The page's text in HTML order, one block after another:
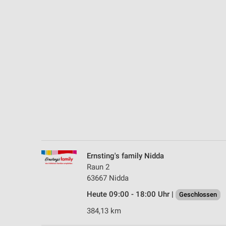
Ernsting's family Nidda
Raun 2
63667 Nidda
Heute 09:00 - 18:00 Uhr |
Geschlossen
384,13 km
Notwendig